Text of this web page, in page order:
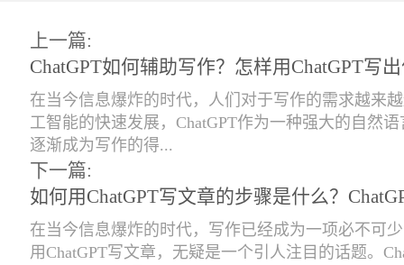
上一篇:
ChatGPT如何辅助写作？怎样用ChatGPT写
在当今信息爆炸的时代，人们对于写作的需求越来
工智能的快速发展，ChatGPT作为一种强大的自然
逐渐成为写作的得...
下一篇:
如何用ChatGPT写文章的步骤是什么？
在当今信息爆炸的时代，写作已经成为一项必不可
用ChatGPT写文章，无疑是一个引人注目的话题。